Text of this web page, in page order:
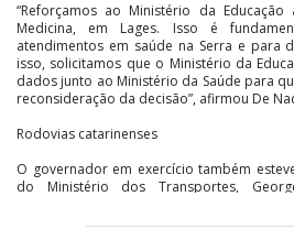
“Reforçamos ao Ministério da
Medicina, em Lages. Isso é
atendimentos em saúde na Serra e para
isso, solicitamos que o Ministério da
dados junto ao Ministério da Saúde para
reconsideração da decisão”, afirmou De
Rodovias catarinenses
O governador em exercício também
do Ministério dos Transportes,
rodovias federais em Santa Catarina